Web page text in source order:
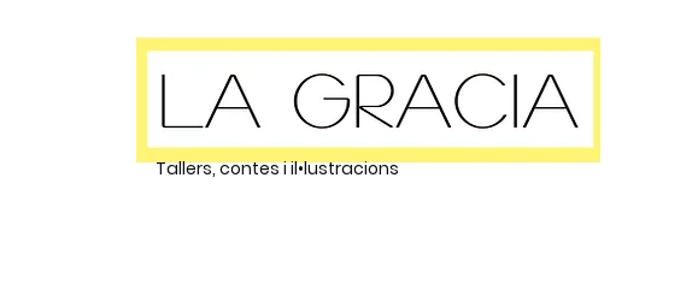
Tallers, contes i il•lustracions